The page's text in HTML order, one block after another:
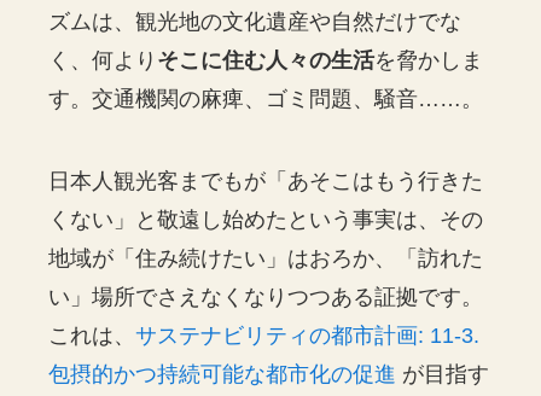
ズムは、観光地の文化遺産や自然だけでな
く、何より そこに住む人々の生活を脅かしま
す。交通機関の麻痺、ゴミ問題、騒音……。
日本人観光客までもが「あそこはもう行きた
くない」と敬遠し始めたという事実は、その
地域が「住み続けたい」はおろか、「訪れた
い」場所でさえなくなりつつある証拠です。
これは、サステナビリティの都市計画: 11-3.
包摂的かつ持続可能な都市化の促進 が目指す